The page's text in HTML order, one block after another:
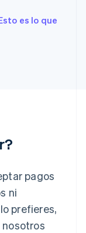
es lo que
pagos
ni
prefieres,